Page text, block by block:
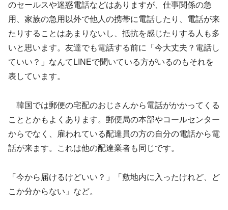
のセールスや迷惑電話などはありますが、仕事関係の急
用、家族の急用以外で他人の携帯に電話したり、電話が来
たりすることはあまりないし、抵抗を感じたりする人も多
いと思います。友達でも電話する前に「今大丈夫？電話し
ていい？」なんてLINEで聞いている方がいるのもそれを
表しています。
韓国では郵便の宅配のおじさんから電話がかかってくる
こととかもよくあります。郵便局の本部やコールセンター
からでなく、雇われている配達員の方の自分の電話から電
話が来ます。これは他の配達業者も同じです。
「今から届けるけどいい？」「敷地内に入ったけれど、ど
こか分からない」など。